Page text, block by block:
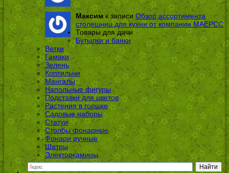
Максимк записиОбзор ассортимента
столешниц для кухни от компании МАЕРСС
Товары для дачи
Бутылки и банки
Ветки
Гамаки
Зелень
Коптильни
Мангалы
Напольные фигуры
Подставки для цветов
Растения в горшке
Садовые наборы
Статуи
Столбы фонарные
Фонари ручные
Шатры
Электрокамины